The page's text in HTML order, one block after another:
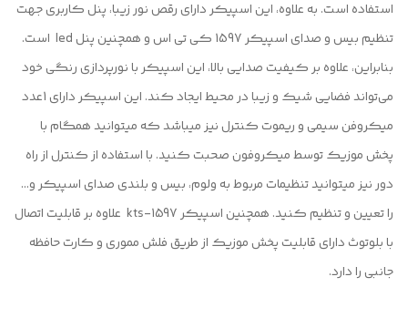
استفاده است. به علاوه، این اسپیکر دارای رقص نور زیبا، پنل کاربری جهت
تنظیم بیس و صدای اسپیکر 1597 کی تی اس و همچنین پنل led است.
بنابراین، علاوه بر کیفیت صدایی بالا، این اسپیکر با نورپردازی رنگی خود
می‌تواند فضایی شیک و زیبا در محیط ایجاد کند. این اسپیکر دارای 1عدد
میکروفن سیمی و ریموت کنترل نیز میباشد که میتوانید همگام با
پخش موزیک توسط میکروفون صحبت کنید. با استفاده از کنترل از راه
دور نیز میتوانید تنظیمات مربوط به ولوم، بیس و بلندی صدای اسپیکر و...
را تعیین و تنظیم کنید. همچنین اسپیکر kts-1597 علاوه بر قابلیت اتصال
با بلوتوث دارای قابلیت پخش موزیک از طریق فلش مموری و کارت حافظه
جانبی را دارد.